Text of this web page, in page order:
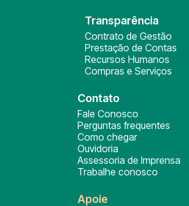
Transparência
Contrato de Gestão
Prestação de Contas
Recursos Humanos
Compras e Serviços
Contato
Fale Conosco
Perguntas frequentes
Como chegar
Ouvidoria
Assessoria de Imprensa
Trabalhe conosco
Apoie